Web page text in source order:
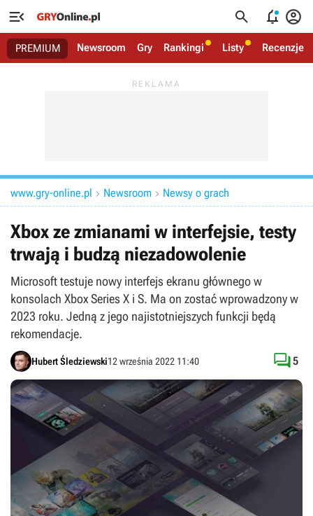
   
PREMIUM Newsroom Gry Rankingi Listy Recenzje
www.gry-online.pl  Newsroom  Newsy o grach
Xbox ze zmianami w interfejsie, testy
trwają i budzą niezadowolenie
Microsoft testuje nowy interfejs ekranu głównego w
konsolach Xbox Series X i S. Ma on zostać wprowadzony w
2023 roku. Jedną z jego najistotniejszych funkcji będą
rekomendacje.
Hubert Śledziewski12 września 2022 11:40 5